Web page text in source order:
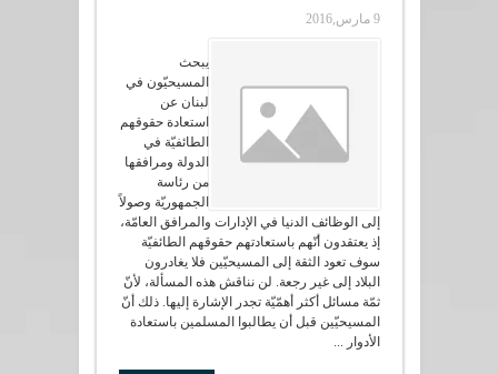
9 مارس,2016
يبحث
المسيحيّون في
لبنان عن
استعادة حقوقهم
الطائفيّة في
الدولة ومرافقها
من رئاسة
الجمهوريّة وصولاً
إلى الوظائف الدنيا في الإدارات والمرافق العامّة،
إذ يعتقدون أنّهم باستعادتهم حقوقهم الطائفيّة
سوف تعود الثقة إلى المسيحيّين فلا يغادرون
البلاد إلى غير رجعة. لن نناقش هذه المسألة، لأنّ
ثمّة مسائل أكثر أهمّيّة تجدر الإشارة إليها. ذلك أنّ
المسيحيّين قبل أن يطالبوا المسلمين باستعادة
الأدوار ...